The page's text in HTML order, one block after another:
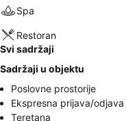
Spa
Restoran
Svi sadržaji
Sadržaji u objektu
Poslovne prostorije
Ekspresna prijava/odjava
Teretana